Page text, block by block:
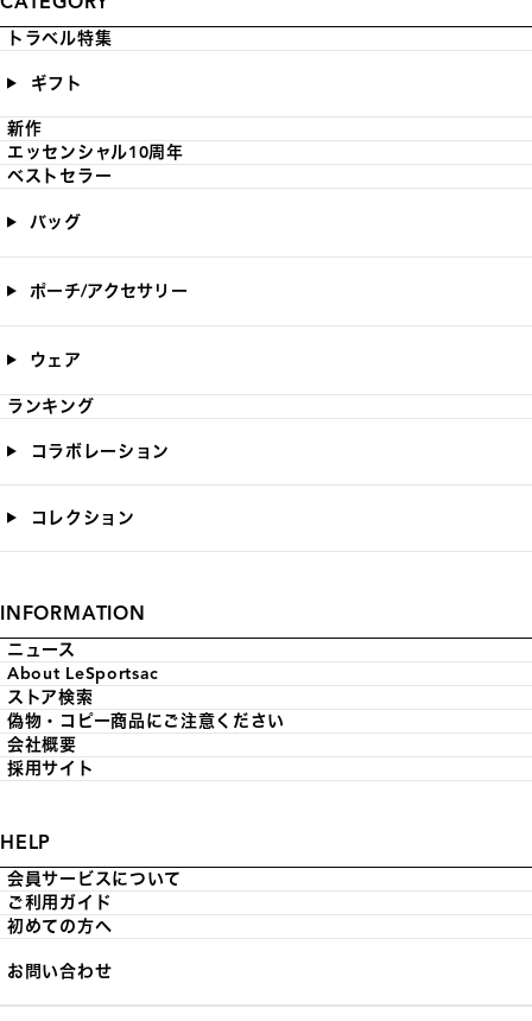
トラベル特集
ギフト
新作
エッセンシャル10周年
ベストセラー
バッグ
ポーチ/アクセサリー
ウェア
ランキング
コラボレーション
コレクション
INFORMATION
ニュース
About LeSportsac
ストア検索
偽物・コピー商品にご注意ください
会社概要
採用サイト
HELP
会員サービスについて
ご利用ガイド
初めての方へ
お問い合わせ